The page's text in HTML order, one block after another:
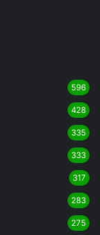
596
428
335
333
317
283
275